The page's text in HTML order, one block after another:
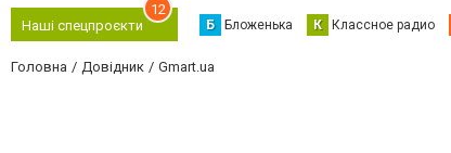
Наші спецпроєкти
12
Б Бложенька К Классное радио
Головна Довідник Gmart.ua